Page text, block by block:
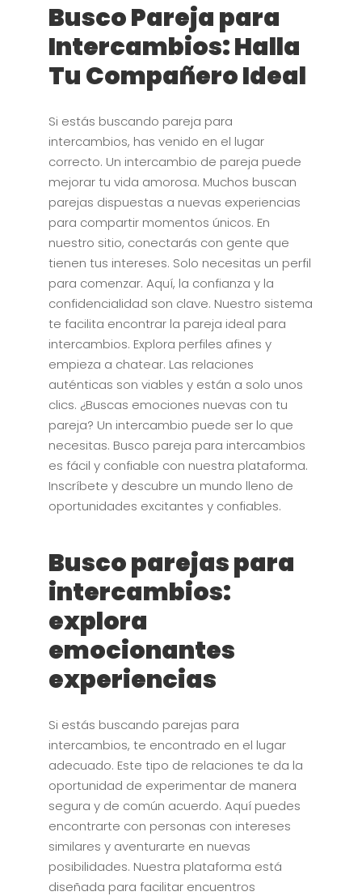
Busco Pareja para
Intercambios: Halla
Tu Compañero Ideal
Si estás buscando pareja para
intercambios, has venido en el lugar
correcto. Un intercambio de pareja puede
mejorar tu vida amorosa. Muchos buscan
parejas dispuestas a nuevas experiencias
para compartir momentos únicos. En
nuestro sitio, conectarás con gente que
tienen tus intereses. Solo necesitas un perfil
para comenzar. Aquí, la confianza y la
confidencialidad son clave. Nuestro sistema
te facilita encontrar la pareja ideal para
intercambios. Explora perfiles afines y
empieza a chatear. Las relaciones
auténticas son viables y están a solo unos
clics. ¿Buscas emociones nuevas con tu
pareja? Un intercambio puede ser lo que
necesitas. Busco pareja para intercambios
es fácil y confiable con nuestra plataforma.
Inscríbete y descubre un mundo lleno de
oportunidades excitantes y confiables.
Busco parejas para
intercambios:
explora
emocionantes
experiencias
Si estás buscando parejas para
intercambios, te encontrado en el lugar
adecuado. Este tipo de relaciones te da la
oportunidad de experimentar de manera
segura y de común acuerdo. Aquí puedes
encontrarte con personas con intereses
similares y aventurarte en nuevas
posibilidades. Nuestra plataforma está
diseñada para facilitar encuentros